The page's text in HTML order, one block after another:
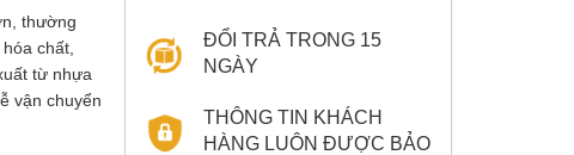
thường
chất,
từ nhựa
vận chuyển
ĐỔI TRẢ TRONG 15
NGÀY
THÔNG TIN KHÁCH
HÀNG LUÔN ĐƯỢC BẢO